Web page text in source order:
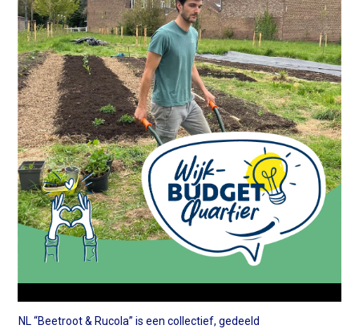
NL “Beetroot & Rucola” is een collectief, gedeeld